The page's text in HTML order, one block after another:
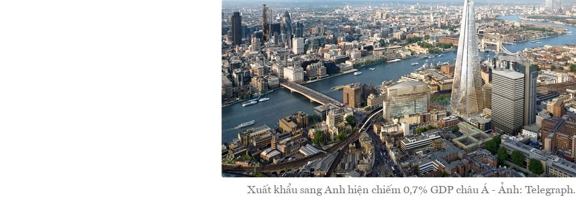
Xuất khẩu sang Anh hiện chiếm 0,7% GDP châu Á - Ảnh: Telegraph.